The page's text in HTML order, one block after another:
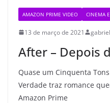
AMAZON PRIME VIDEO CINEMA
13 de março de 2021
After – Depois
Quase um Cinquenta
Verdade traz romance
Amazon Prime